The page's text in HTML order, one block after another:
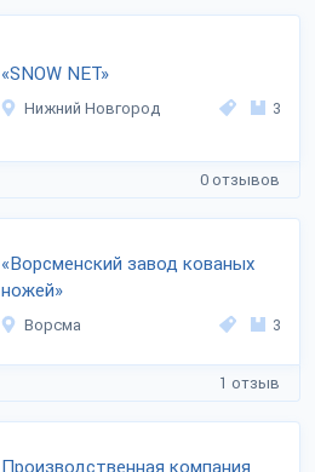
«SNOW NET»
Нижний Новгород 3
0 отзывов
«Ворсменский завод кованых
ножей»
Ворсма 3
1 отзыв
Производственная компания